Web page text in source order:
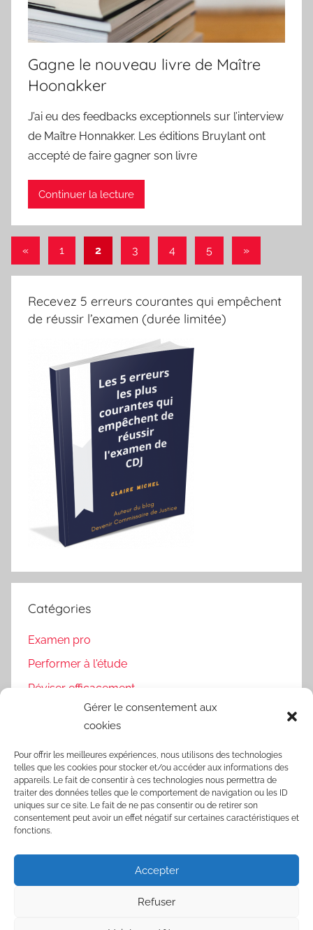
Gérer le consentement aux
cookies
Pour offrir les meilleures expériences, nous utilisons des technologies
telles que les cookies pour stocker et/ou accéder aux informations des
appareils. Le fait de consentir à ces technologies nous permettra de
traiter des données telles que le comportement de navigation ou les ID
uniques sur ce site. Le fait de ne pas consentir ou de retirer son
consentement peut avoir un effet négatif sur certaines caractéristiques et
fonctions.
Accepter
Refuser
Gagne le nouveau livre de Maître
Hoonakker
J’ai eu des feedbacks exceptionnels sur l’interview
de Maître Honnakker. Les éditions Bruylant ont
accepté de faire gagner son livre
Continuer la lecture
Pagination
des
publications
«Publications
précédentes
1 2 3 4 5
Articles
suivants
»
Recevez 5 erreurs courantes qui empêchent
de réussir l’examen (durée limitée)
Catégories
Examen pro
Performer à l'étude
Réviser efficacement
Uncategorized
Blogs que je te recommande
Recouvrement Facile : mon blog pour les
investisseurs immobiliers
Potion de vie : pour booster ta mémoire et
apprendre plus facilement